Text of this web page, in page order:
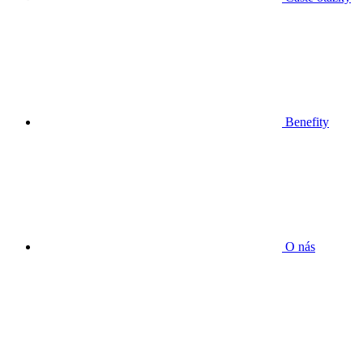
Benefity
O nás